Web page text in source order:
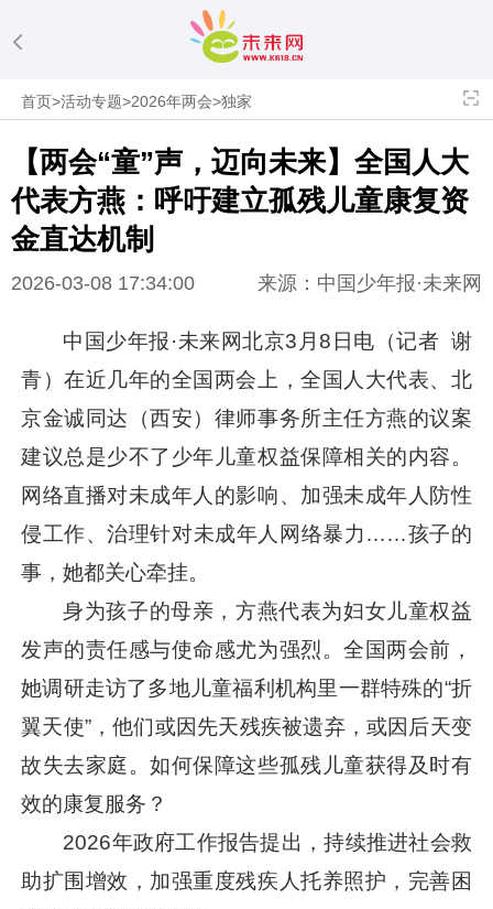
首页>活动专题>2026年两会>独家
【两会“童”声，迈向未来】全国人大
代表方燕：呼吁建立孤残儿童康复资
金直达机制
2026-03-08 17:34:00 来源：中国少年报·未来网
中国少年报·未来网北京3月8日电（记者 谢
青）在近几年的全国两会上，全国人大代表、北
京金诚同达（西安）律师事务所主任方燕的议案
建议总是少不了少年儿童权益保障相关的内容。
网络直播对未成年人的影响、加强未成年人防性
侵工作、治理针对未成年人网络暴力……孩子的
事，她都关心牵挂。
身为孩子的母亲，方燕代表为妇女儿童权益
发声的责任感与使命感尤为强烈。全国两会前，
她调研走访了多地儿童福利机构里一群特殊的“折
翼天使”，他们或因先天残疾被遗弃，或因后天变
故失去家庭。如何保障这些孤残儿童获得及时有
效的康复服务？
2026年政府工作报告提出，持续推进社会救
助扩围增效，加强重度残疾人托养照护，完善困